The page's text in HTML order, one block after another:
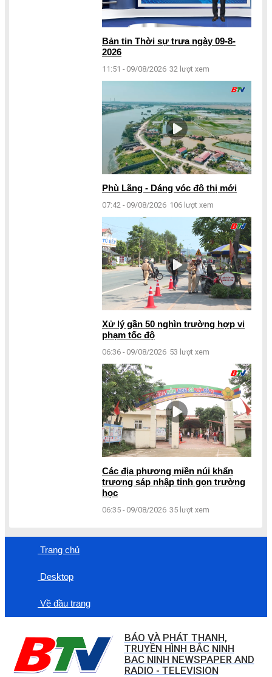
Bản tin Thời sự trưa ngày 09-8-
2026
11:51 - 09/08/2026 32 lượt xem
Phù Lãng - Dáng vóc đô thị mới
07:42 - 09/08/2026 106 lượt xem
Xử lý gần 50 nghìn trường hợp vi
phạm tốc độ
06:36 - 09/08/2026 53 lượt xem
Các địa phương miền núi khẩn
trương sáp nhập tinh gọn trường
học
06:35 - 09/08/2026 35 lượt xem
Trang chủ
Desktop
Về đầu trang
BÁO VÀ PHÁT THANH,
TRUYỀN HÌNH BẮC NINH
BAC NINH NEWSPAPER AND
RADIO - TELEVISION